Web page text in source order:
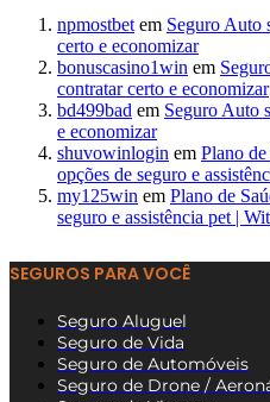
npmostbetem Seguro Auto
certo e economizar
bonuscasino1win em
contratar certo e economizar
bd499bad em Seguro Auto
e economizar
shuvowinlogin em Plano de
opções de seguro e
my125win em Plano de
seguro e assistência pet |
SEGUROS PARA VOCÊ
Seguro Aluguel
Seguro de Vida
Seguro de Automóveis
Seguro de Drone /